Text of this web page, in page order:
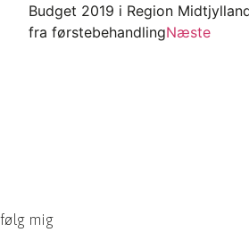
Budget 2019 i Region
fra førstebehandlingNæste
følg mig